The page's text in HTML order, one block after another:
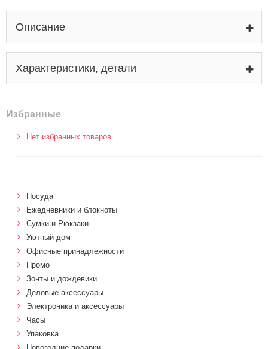
Описание
Характеристики, детали
Избранные
Нет избранных товаров
Посуда
Ежедневники и блокноты
Сумки и Рюкзаки
Уютный дом
Офисные принадлежности
Промо
Зонты и дождевики
Деловые аксессуары
Электроника и аксессуары
Часы
Упаковка